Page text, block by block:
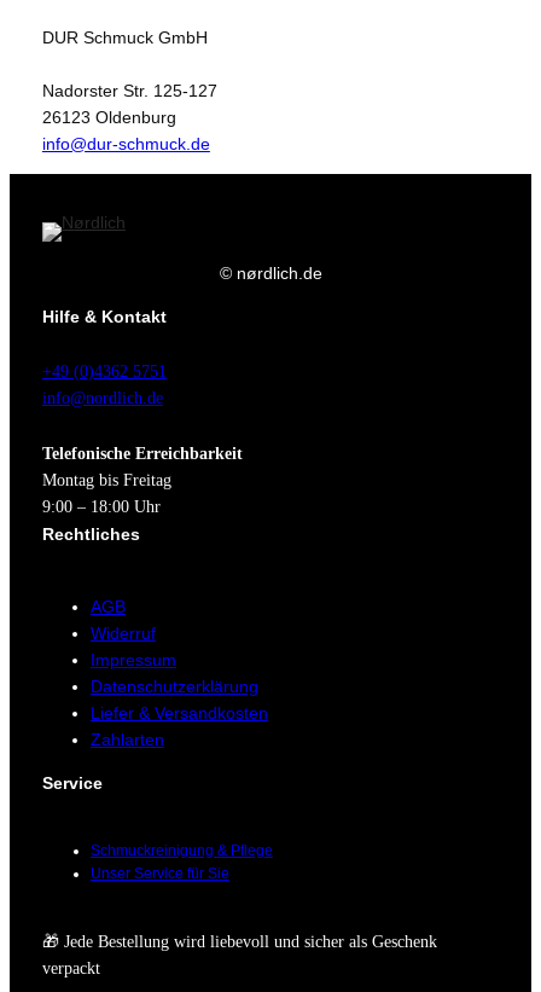
DUR Schmuck GmbH
Nadorster Str. 125-127
26123 Oldenburg
info@dur-schmuck.de
© nørdlich.de
Hilfe & Kontakt
+49 (0)4362 5751
info@nordlich.de
Telefonische Erreichbarkeit
Montag bis Freitag
9:00 – 18:00 Uhr
Rechtliches
AGB
Widerruf
Impressum
Datenschutzerklärung
Liefer & Versandkosten
Zahlarten
Service
Schmuckreinigung & Pflege
Unser Service für Sie
🎁 Jede Bestellung wird liebevoll und sicher als Geschenk
verpackt